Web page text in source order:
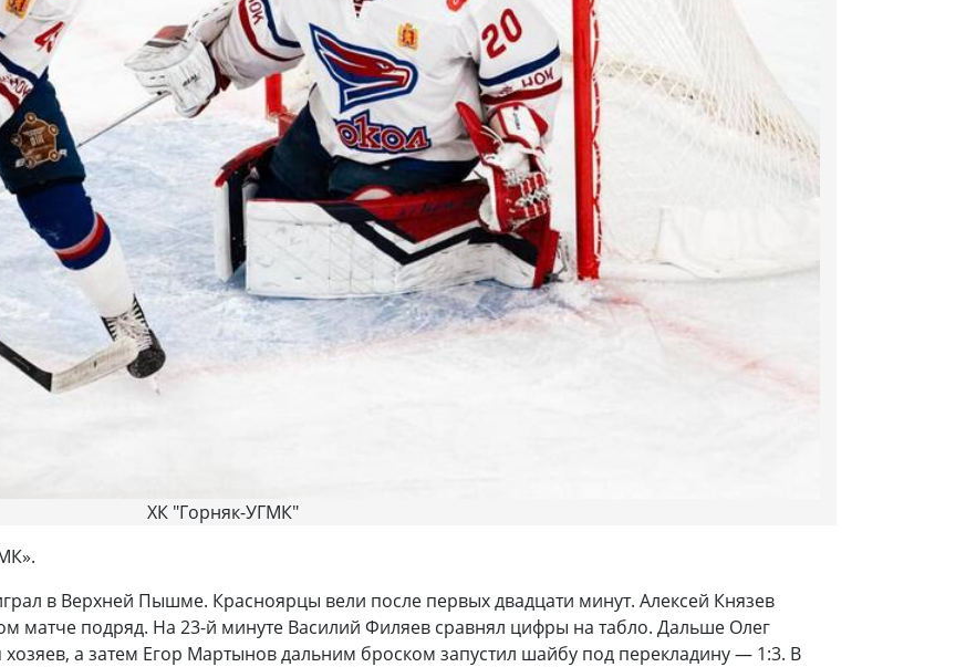
ХК "Горняк-УГМК"
в Верхней Пышме. Красноярцы вели после первых двадцати минут. Алексей Князев
матче подряд. На 23-й минуте Василий Филяев сравнял цифры на табло. Дальше Олег
а затем Егор Мартынов дальним броском запустил шайбу под перекладину — 1:3. В